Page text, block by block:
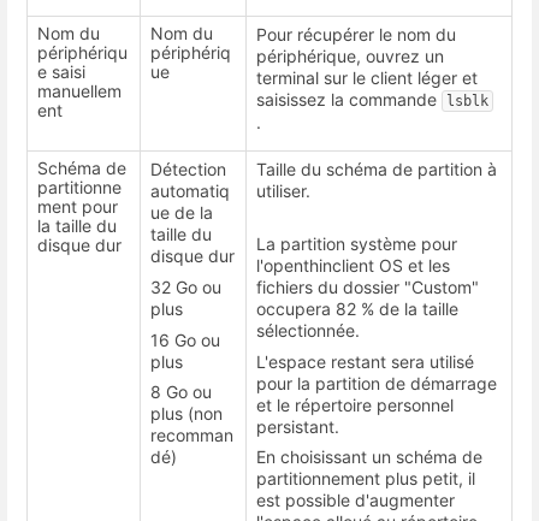
Nom du
périphériqu
e saisi
manuellem
ent
Nom du
périphériq
ue
Pour récupérer le nom du
périphérique, ouvrez un
terminal sur le client léger et
saisissez la commande
lsblk
.
Schéma de
partitionne
ment pour
la taille du
disque dur
Détection
automatiq
ue de la
taille du
disque dur
32 Go ou
plus
16 Go ou
plus
8 Go ou
plus (non
recomman
dé)
Taille du schéma de partition à
utiliser.
La partition système pour
l'openthinclient OS et les
fichiers du dossier "Custom"
occupera 82 % de la taille
sélectionnée.
L'espace restant sera utilisé
pour la partition de démarrage
et le répertoire personnel
persistant.
En choisissant un schéma de
partitionnement plus petit, il
est possible d'augmenter